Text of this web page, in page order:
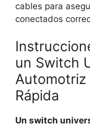
cables para
conectados
un Switch
Automotriz
Rápida
Un switch